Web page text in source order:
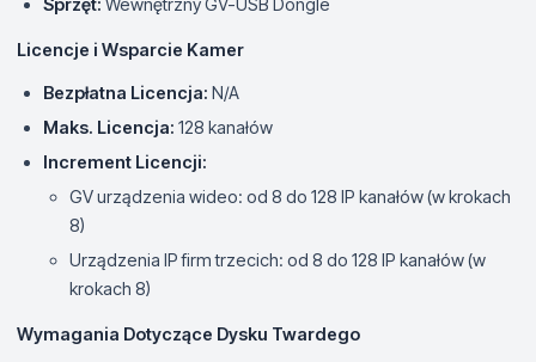
Licencje i Wsparcie Kamer
Bezpłatna Licencja: N/A
Maks. Licencja: 128 kanałów
Increment Licencji:
GV urządzenia wideo: od 8 do 128 IP kanałów (w krokach
8)
Urządzenia IP firm trzecich: od 8 do 128 IP kanałów (w
krokach 8)
Wymagania Dotyczące Dysku Twardego